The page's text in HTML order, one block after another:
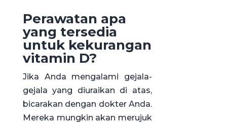
Perawatan apa
yang tersedia
untuk kekurangan
vitamin D?
Jika Anda mengalami gejala-
gejala yang diuraikan di atas,
bicarakan dengan dokter Anda.
Mereka mungkin akan merujuk